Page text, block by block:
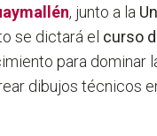
, junto a la
se dictará el curso
para dominar
dibujos técnicos